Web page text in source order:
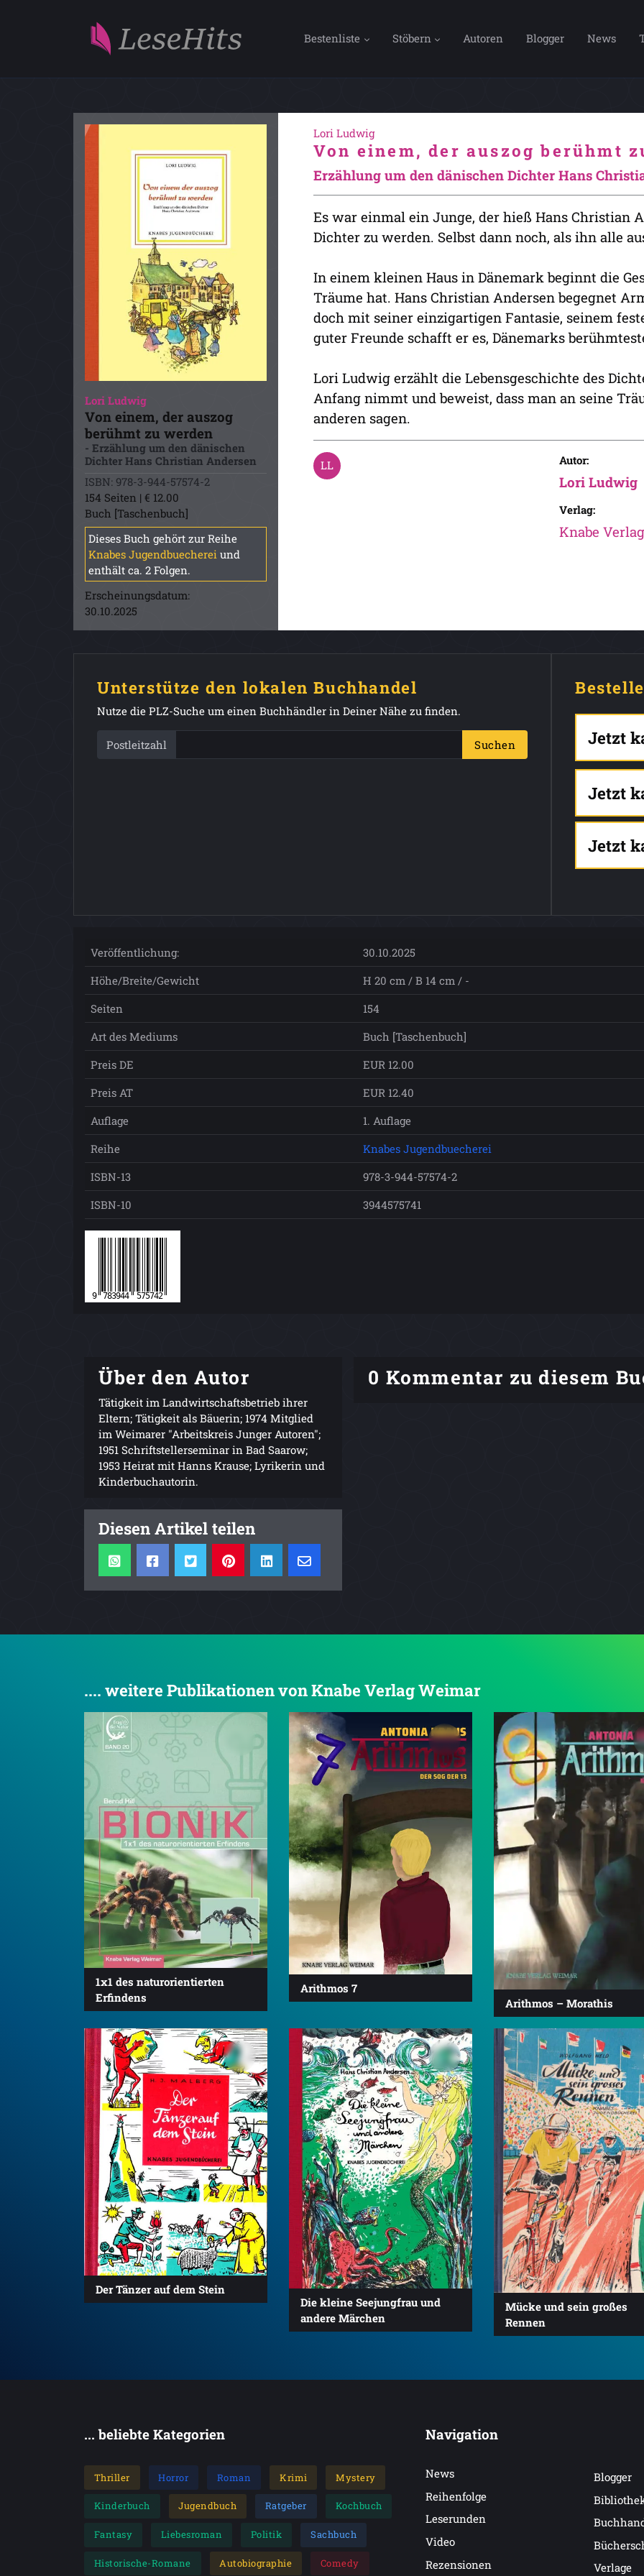
Bestenliste Stöbern Autoren Blogger News
Lori Ludwig
Von einem, der auszog
berühmt zu werden
- Erzählung um den dänischen
Dichter Hans Christian Andersen
ISBN: 978-3-944-57574-2
154 Seiten | € 12.00
Buch [Taschenbuch]
Dieses Buch gehört zur Reihe
Knabes Jugendbuecherei und
enthält ca. 2 Folgen.
Erscheinungsdatum:
30.10.2025
Lori Ludwig
Von einem, der auszog berühmt
Erzählung um den dänischen Dichter Hans
Es war einmal ein Junge, der hieß Hans Christian
Dichter zu werden. Selbst dann noch, als ihn alle
In einem kleinen Haus in Dänemark beginnt die
Träume hat. Hans Christian Andersen begegnet
doch mit seiner einzigartigen Fantasie, seinem
guter Freunde schafft er es, Dänemarks
Lori Ludwig erzählt die Lebensgeschichte des
Anfang nimmt und beweist, dass man an seine
anderen sagen.
Autor:
Lori Ludwig
Verlag:
Knabe
Unterstütze den lokalen Buchhandel
Nutze die PLZ-Suche um einen Buchhändler in Deiner Nähe zu finden.
Postleitzahl Suchen Jetzt
Jetzt
Jetzt
Veröffentlichung:
30.10.2025
Höhe/Breite/Gewicht
H 20 cm / B 14 cm / -
Seiten
154
Art des Mediums
Buch [Taschenbuch]
Preis DE
EUR 12.00
Preis AT
EUR 12.40
Auflage
1. Auflage
Reihe
Knabes Jugendbuecherei
ISBN-13
978-3-944-57574-2
ISBN-10
3944575741
Über den Autor
Tätigkeit im Landwirtschaftsbetrieb ihrer
Eltern; Tätigkeit als Bäuerin; 1974 Mitglied
im Weimarer "Arbeitskreis Junger Autoren";
1951 Schriftstellerseminar in Bad Saarow;
1953 Heirat mit Hanns Krause; Lyrikerin und
Kinderbuchautorin.
Diesen Artikel teilen
0 Kommentar zu diesem
.... weitere Publikationen von Knabe Verlag Weimar
1x1 des naturorientierten
Erfindens
Arithmos 7
Arithmos – Morathis
Der Tänzer auf dem Stein
Die kleine Seejungfrau und
andere Märchen
Mücke und sein großes
Rennen
... beliebte Kategorien
Thriller Horror Roman Krimi Mystery
Kinderbuch Jugendbuch Ratgeber Kochbuch
Fantasy Liebesroman Politik Sachbuch
Historische-Romane Autobiographie Comedy
Navigation
News
Reihenfolge
Leserunden
Video
Rezensionen
Blogger
Verlage